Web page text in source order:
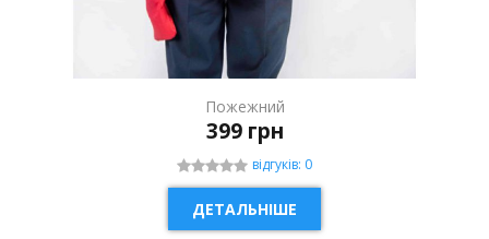
Пожежний
399 грн
відгуків: 0
ДЕТАЛЬНІШЕ